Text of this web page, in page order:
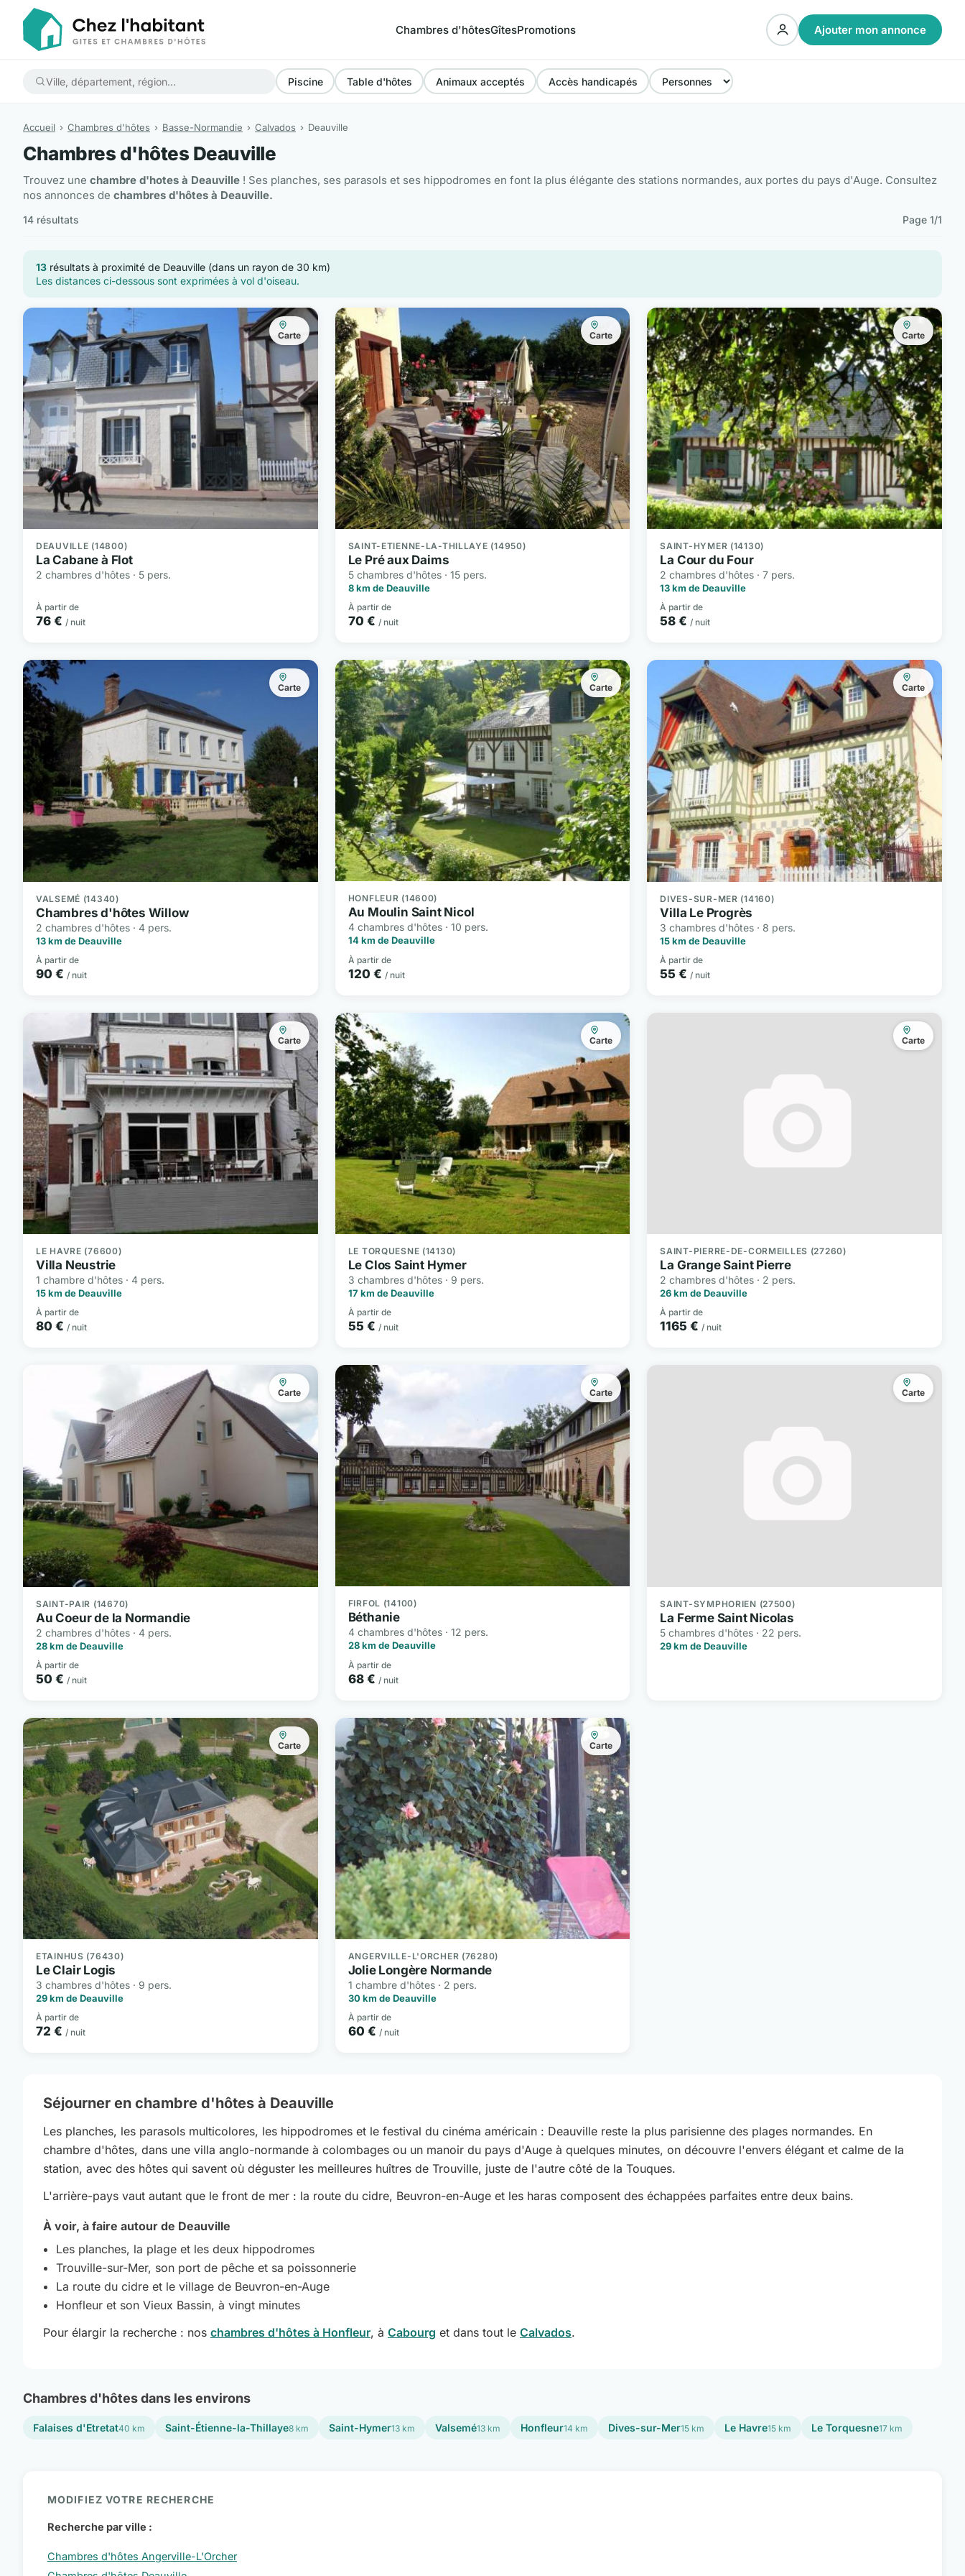
Chambres d'hôtesGîtesPromotions Ajouter mon annonce
Piscine Table d'hôtes Animaux acceptés Accès handicapés
Accueil Chambres d'hôtes Basse-Normandie Calvados Deauville
Chambres d'hôtes Deauville
Trouvez une chambre d'hotes à Deauville ! Ses planches, ses parasols et ses hippodromes en font la plus élégante des stations normandes, aux portes du pays d'Auge. Consultez
nos annonces de chambres d'hôtes à Deauville.
14 résultats Page 1/1
13 résultats à proximité de Deauville (dans un rayon de 30 km)
Les distances ci-dessous sont exprimées à vol d'oiseau.
Carte
DEAUVILLE (14800)
La Cabane à Flot
2 chambres d'hôtes · 5 pers.
À partir de
76 € / nuit
Carte
SAINT-ETIENNE-LA-THILLAYE (14950)
Le Pré aux Daims
5 chambres d'hôtes · 15 pers.
8 km de Deauville
À partir de
70 € / nuit
Carte
SAINT-HYMER (14130)
La Cour du Four
2 chambres d'hôtes · 7 pers.
13 km de Deauville
À partir de
58 €/ nuit
Carte
VALSEMÉ (14340)
Chambres d'hôtes Willow
2 chambres d'hôtes · 4 pers.
13 km de Deauville
À partir de
90 € / nuit
Carte
HONFLEUR (14600)
Au Moulin Saint Nicol
4 chambres d'hôtes · 10 pers.
14 km de Deauville
À partir de
120 € / nuit
Carte
DIVES-SUR-MER (14160)
Villa Le Progrès
3 chambres d'hôtes · 8 pers.
15 km de Deauville
À partir de
55 € / nuit
Carte
LE HAVRE (76600)
Villa Neustrie
1 chambre d'hôtes · 4 pers.
15 km de Deauville
À partir de
80 € / nuit
Carte
LE TORQUESNE (14130)
Le Clos Saint Hymer
3 chambres d'hôtes · 9 pers.
17 km de Deauville
À partir de
55 € / nuit
Carte
SAINT-PIERRE-DE-CORMEILLES (27260)
La Grange Saint Pierre
2 chambres d'hôtes · 2 pers.
26 km de Deauville
À partir de
1165 €/ nuit
Carte
SAINT-PAIR (14670)
Au Coeur de la Normandie
2 chambres d'hôtes · 4 pers.
28 km de Deauville
À partir de
50 € / nuit
Carte
FIRFOL (14100)
Béthanie
4 chambres d'hôtes · 12 pers.
28 km de Deauville
À partir de
68 € / nuit
Carte
SAINT-SYMPHORIEN (27500)
La Ferme Saint Nicolas
5 chambres d'hôtes · 22 pers.
29 km de Deauville
Carte
ETAINHUS (76430)
Le Clair Logis
3 chambres d'hôtes · 9 pers.
29 km de Deauville
À partir de
72 € / nuit
Carte
ANGERVILLE-L'ORCHER (76280)
Jolie Longère Normande
1 chambre d'hôtes · 2 pers.
30 km de Deauville
À partir de
60 € / nuit
Séjourner en chambre d'hôtes à Deauville
Les planches, les parasols multicolores, les hippodromes et le festival du cinéma américain : Deauville reste la plus parisienne des plages normandes. En
chambre d'hôtes, dans une villa anglo-normande à colombages ou un manoir du pays d'Auge à quelques minutes, on découvre l'envers élégant et calme de la
station, avec des hôtes qui savent où déguster les meilleures huîtres de Trouville, juste de l'autre côté de la Touques.
L'arrière-pays vaut autant que le front de mer : la route du cidre, Beuvron-en-Auge et les haras composent des échappées parfaites entre deux bains.
À voir, à faire autour de Deauville
Les planches, la plage et les deux hippodromes
Trouville-sur-Mer, son port de pêche et sa poissonnerie
La route du cidre et le village de Beuvron-en-Auge
Honfleur et son Vieux Bassin, à vingt minutes
Pour élargir la recherche : nos chambres d'hôtes à Honfleur, à Cabourg et dans tout le Calvados.
Chambres d'hôtes dans les environs
Falaises d'Etretat40 km Saint-Étienne-la-Thillaye8 km Saint-Hymer13 km Valsemé13 km Honfleur14 km Dives-sur-Mer15 km Le Havre15 km Le Torquesne17 km
MODIFIEZ VOTRE RECHERCHE
Recherche par ville :
Chambres d'hôtes Angerville-L'Orcher